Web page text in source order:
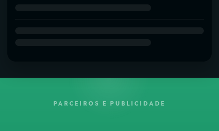
PARCEIROS E PUBLICIDADE